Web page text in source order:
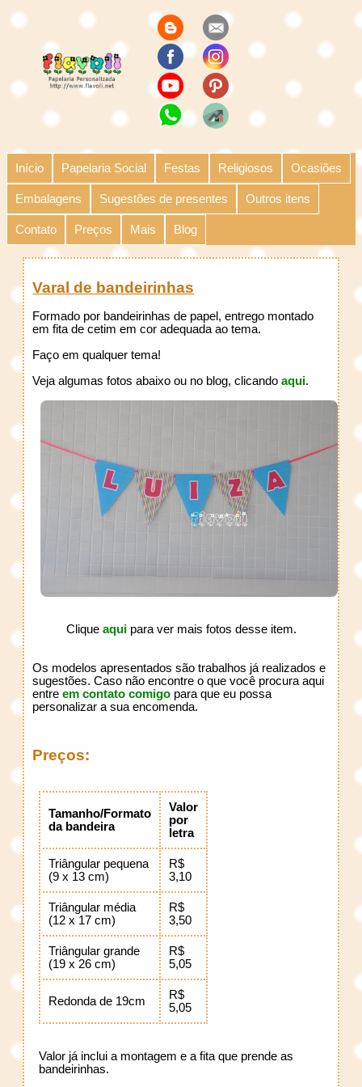
Início Papelaria Social Festas Religiosos Ocasiões
Embalagens Sugestões de presentes Outros itens
Contato Preços Mais Blog
Varal de bandeirinhas
Formado por bandeirinhas de papel, entrego montado
em fita de cetim em cor adequada ao tema.
Faço em qualquer tema!
Veja algumas fotos abaixo ou no blog, clicandoaqui.
Clique aquipara ver mais fotos desse item.
Os modelos apresentados são trabalhos já realizados e
sugestões. Caso não encontre o que você procura aqui
entreem contato comigo para que eu possa
personalizar a sua encomenda.
Preços: